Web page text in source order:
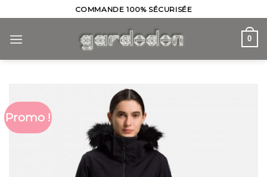
to
content
COMMANDE 100% SÉCURISÉE
0
Promo !